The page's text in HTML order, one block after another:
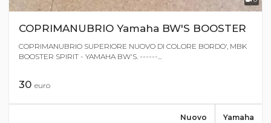
COPRIMANUBRIO Yamaha BW'S BOOSTER
COPRIMANUBRIO SUPERIORE NUOVO DI COLORE BORDO', MBK
BOOSTER SPIRIT - YAMAHA BW'S. ------...
30 euro
Yamaha
Nuovo